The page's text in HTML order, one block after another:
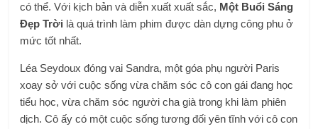
có thể. Với kịch bản và diễn xuất xuất sắc, Một Buổi Sáng
Đẹp Trời là quá trình làm phim được dàn dựng công phu ở
mức tốt nhất.
Léa Seydoux đóng vai Sandra, một góa phụ người Paris
xoay sở với cuộc sống vừa chăm sóc cô con gái đang học
tiểu học, vừa chăm sóc người cha già trong khi làm phiên
dịch. Cô ấy có một cuộc sống tương đối yên tĩnh với cô con